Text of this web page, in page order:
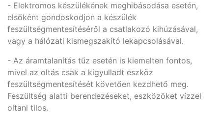
- Elektromos készülékének meghibásodása esetén,
elsőként gondoskodjon a készülék
feszültségmentesítéséről a csatlakozó kihúzásával,
vagy a hálózati kismegszakító lekapcsolásával.
- Az áramtalanítás tűz esetén is kiemelten fontos,
mivel az oltás csak a kigyulladt eszköz
feszültségmentesítését követően kezdhető meg.
Feszültség alatti berendezéseket, eszközöket vízzel
oltani tilos.